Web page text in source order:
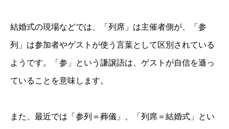
結婚式の現場などでは、「列席」は主催者側が、「参
列」は参加者やゲストが使う言葉として区別されている
ようです。「参」という謙譲語は、ゲストが自信を遜っ
ていることを意味します。
また、最近では「参列＝葬儀」、「列席＝結婚式」とい